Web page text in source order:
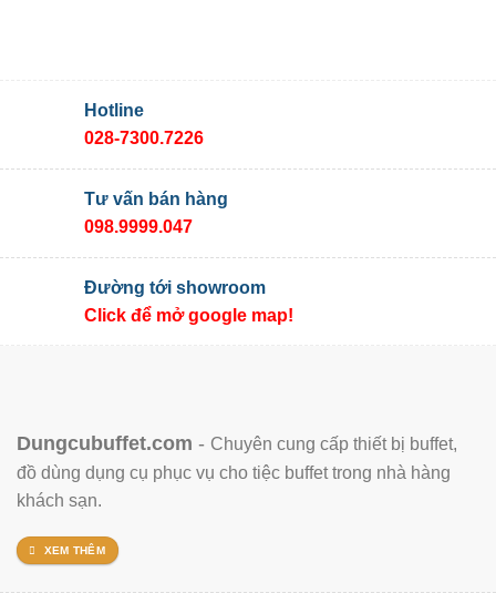
Hotline
028-7300.7226
Tư vấn bán hàng
098.9999.047
Đường tới showroom
Click để mở google map!
Dungcubuffet.com - Chuyên cung cấp thiết bị buffet,
đồ dùng dụng cụ phục vụ cho tiệc buffet trong nhà hàng
khách sạn.
XEM THÊM